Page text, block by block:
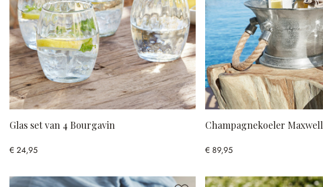
Glas set van 4 Bourgavin
€ 24,95
Champagnekoeler Maxwell
€ 89,95